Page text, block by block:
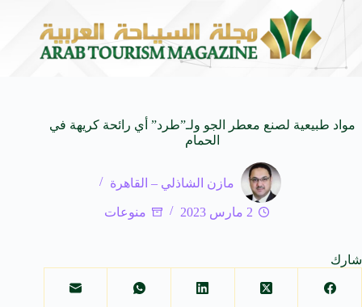
في المتوسط 6 أغسطس 2026 جوائز أثر تضيف فئة “أفضل حملة رياضية” في
مواد طبيعية لصنع معطر الجو ولـ”طرد” أي رائحة كريهة في
الحمام
مازن الشاذلي – القاهرة
2 مارس 2023 منوعات
شارك